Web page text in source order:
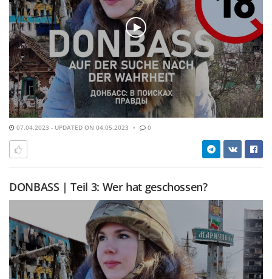
07.04.2023 - UPDATED ON 04.05.2023 0
DONBASS | Teil 3: Wer hat geschossen?